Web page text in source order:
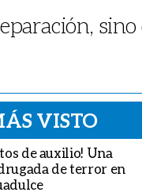
sino
VISTO
de auxilio! Una
de terror en